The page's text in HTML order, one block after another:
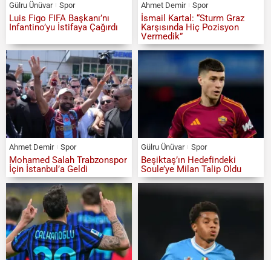
Gülru Ünüvar Spor
Luis Figo FIFA Başkanı’nı
Infantino’yu İstifaya Çağırdı
Ahmet Demir Spor
İsmail Kartal: “Sturm Graz
Karşısında Hiç Pozisyon
Vermedik”
Ahmet Demir Spor
Mohamed Salah Trabzonspor
İçin İstanbul’a Geldi
Gülru Ünüvar Spor
Beşiktaş’ın Hedefindeki
Soule’ye Milan Talip Oldu